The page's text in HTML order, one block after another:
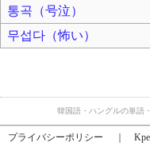
통곡（号泣）
무섭다（怖い）
韓国語・ハングルの単語
プライバシーポリシー